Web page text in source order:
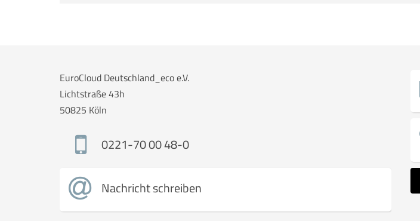
EuroCloud Deutschland_eco e.V.
Lichtstraße 43h
50825 Köln
0221-70 00 48-0
Nachricht schreiben